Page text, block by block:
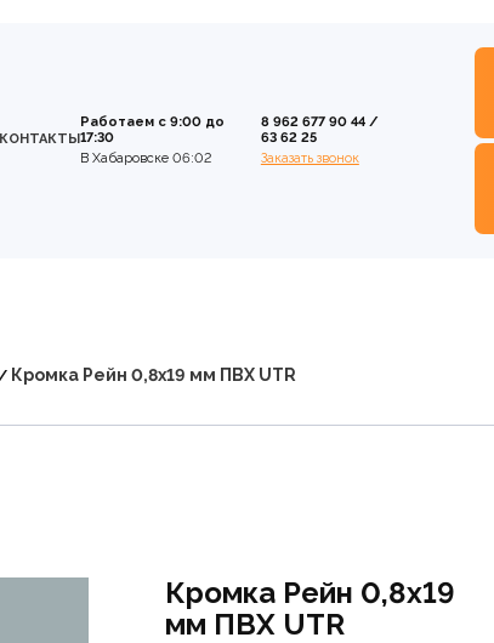
КОНТАКТЫ
Работаем с 9:00 до
17:30
В Хабаровске 06:02
8 962 677 90 44/
63 62 25
Заказать звонок
Кромка Рейн 0,8х19 мм ПВХ UTR
Кромка Рейн 0,8х19
мм ПВХ UTR